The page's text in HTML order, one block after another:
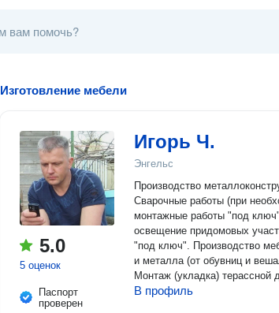
Изготовление мебели
5.0
5 оценок
Паспорт
проверен
Игорь Ч.
Энгельс
Производство
Сварочные работы (при
монтажные работы "под
освещение придомовых
"под ключ". Производство
и металла (от обувниц и
Монтаж (укладка) терассной
В профиль